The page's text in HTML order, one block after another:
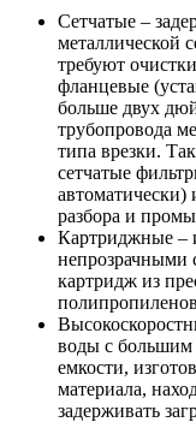
Сетчатые –
металлической
требуют
фланцевые
больше двух
трубопровода
типа врезки.
сетчатые
разбора и
Картриджные –
непрозрачными
картридж из
воды с большим
емкости,
материала,
задерживать